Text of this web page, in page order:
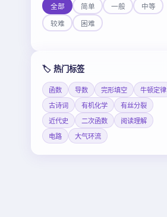
全部
简单 一般
中等
较难
困难
🏷️ 热门标签
函数 导数 完形填空
牛顿定律
古诗词
有机化学
有丝分裂
近代史
二次函数
阅读理解
电路
大气环流